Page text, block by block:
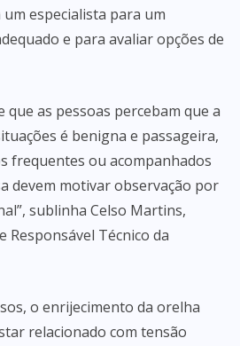
especialista para um
e para avaliar opções de
que as pessoas percebam que a
é benigna e passageira,
frequentes ou acompanhados
devem motivar observação por
sublinha Celso Martins,
Responsável Técnico da
o enrijecimento da orelha
relacionado com tensão